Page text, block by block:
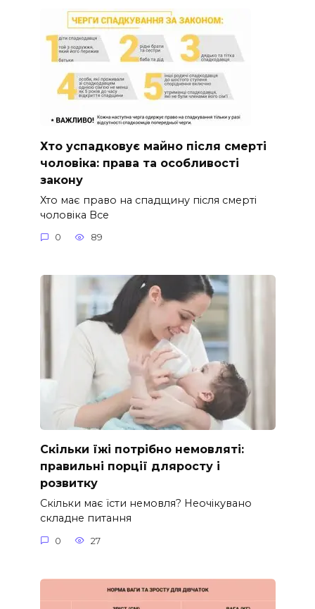
Хто успадковує майно після смерті
чоловіка: права та особливості
закону
Хто має право на спадщину після смерті
чоловіка Все
0 89
Скільки їжі потрібно немовляті:
правильні порції дляросту і
розвитку
Скільки має їсти немовля? Неочікувано
складне питання
0 27